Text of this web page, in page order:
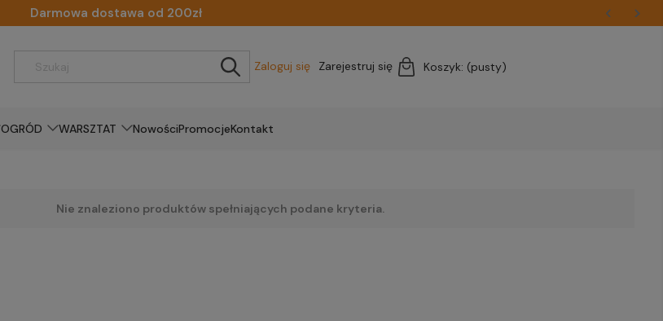
Darmowa dostawa od 200zł
Zaloguj się Zarejestruj się Koszyk: (pusty)
OGRÓD WARSZTAT NowościPromocjeKontakt
Nie znaleziono produktów spełniających podane kryteria.